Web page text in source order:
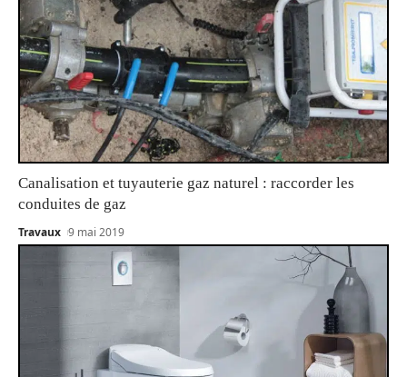
Canalisation et tuyauterie gaz naturel : raccorder les
conduites de gaz
Travaux 9 mai 2019